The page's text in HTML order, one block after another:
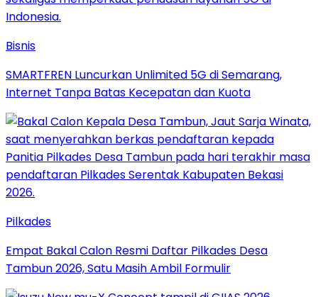
Bisnis
SMARTFREN Luncurkan Unlimited 5G di Semarang,
Internet Tanpa Batas Kecepatan dan Kuota
Pilkades
Empat Bakal Calon Resmi Daftar Pilkades Desa
Tambun 2026, Satu Masih Ambil Formulir